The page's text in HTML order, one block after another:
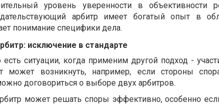
уровень уверенности в объективности
арбитр имеет богатый опыт в
понимание специфики дела.
исключение в стандарте
ситуации, когда применим другой подход -
может возникнуть, например, если стороны
договориться о выборе двух арбитров.
может решать споры эффективно, особенно